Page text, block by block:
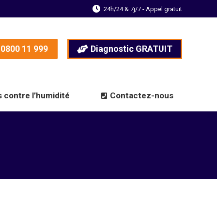
24h/24 & 7j/7 - Appel gratuit
0800 11 999 Diagnostic GRATUIT
contre l’humidité Contactez-nous